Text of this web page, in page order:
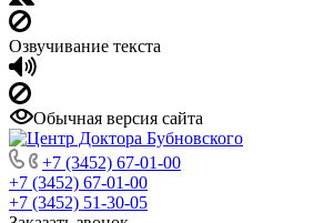
Озвучивание текста
Обычная версия сайта
+7 (3452) 67-01-00
+7 (3452) 67-01-00
+7 (3452) 51-30-05